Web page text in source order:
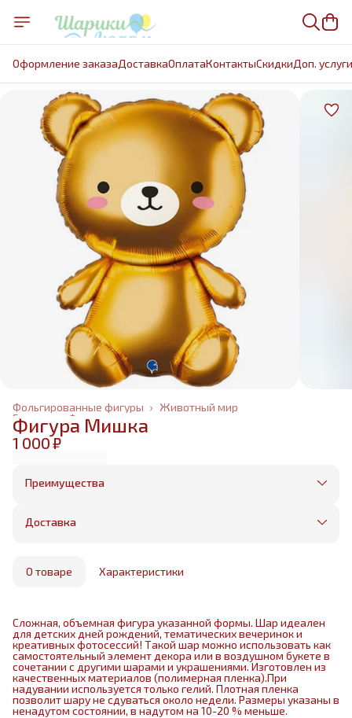
Оформление заказаДоставкаОплатаКонтактыCкидкиДоп. услуги
Животный мир
Фольгированные фигуры ›
Фольгированные шары
Главная
Фигура Мишка
1 000 ₽
Преимущества
Оплата частями в Сплит
Бесплатная доставка в пределах КАД
маркетплейса
Доставка
О товаре Характеристики
Сложная, объемная фигура указанной формы. Шар идеален
для детских дней рождений, тематических вечеринок и
креативных фотосессий! Такой шар можно использовать как
самостоятельный элемент декора или в воздушном букете в
сочетании с другими шарами и украшениями. Изготовлен из
качественных материалов (полимерная пленка).При
надувании используется только гелий. Плотная пленка
позволит шару не сдуваться около недели. Размеры указаны в
ненадутом состоянии, в надутом на 10-20 % меньше.